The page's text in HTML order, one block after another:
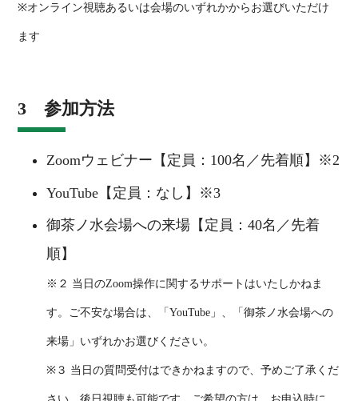
※オンライン視聴あるいは会場のいずれかからお選びいただけ
ます
3 参加方法
Zoomウェビナー【定員：100名／先着順】※2
YouTube【定員：なし】※3
御茶ノ水会場への来場【定員：40名／先着
順】
※２ 当日のZoom操作に関するサポートはいたしかねま
す。ご不安な場合は、「YouTube」、「御茶ノ水会場への
来場」いずれかお選びください。
※３ 当日の質問受付はできかねますので、予めご了承くだ